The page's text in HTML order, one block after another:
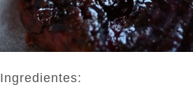
Ingredientes: